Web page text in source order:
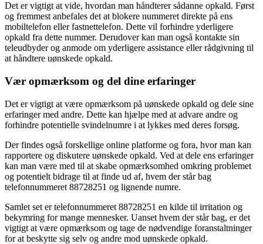
Det er vigtigt at vide, hvordan man håndterer sådanne opkald. Først
og fremmest anbefales det at blokere nummeret direkte på ens
mobiltelefon eller fastnettelefon. Dette vil forhindre yderligere
opkald fra dette nummer. Derudover kan man også kontakte sin
teleudbyder og anmode om yderligere assistance eller rådgivning til
at håndtere uønskede opkald.
Vær opmærksom og del dine erfaringer
Det er vigtigt at være opmærksom på uønskede opkald og dele sine
erfaringer med andre. Dette kan hjælpe med at advare andre og
forhindre potentielle svindelnumre i at lykkes med deres forsøg.
Der findes også forskellige online platforme og fora, hvor man kan
rapportere og diskutere uønskede opkald. Ved at dele ens erfaringer
kan man være med til at skabe opmærksomhed omkring problemet
og potentielt bidrage til at finde ud af, hvem der står bag
telefonnummeret 88728251 og lignende numre.
Samlet set er telefonnummeret 88728251 en kilde til irritation og
bekymring for mange mennesker. Uanset hvem der står bag, er det
vigtigt at være opmærksom og tage de nødvendige foranstaltninger
for at beskytte sig selv og andre mod uønskede opkald.